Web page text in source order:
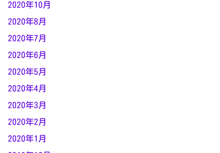
2020年10月
2020年8月
2020年7月
2020年6月
2020年5月
2020年4月
2020年3月
2020年2月
2020年1月